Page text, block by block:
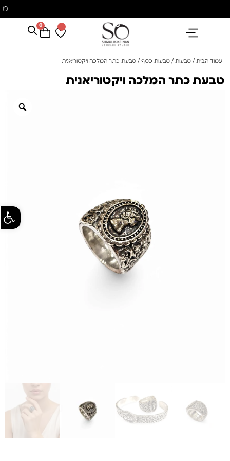
0
עמוד הבית / טבעות / טבעות כסף / טבעת כתר המלכה ויקטוריאנית
טבעת כתר המלכה ויקטוריאנית
פתח